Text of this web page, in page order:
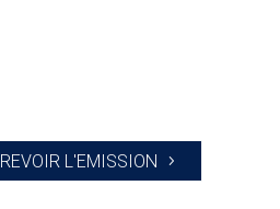
REVOIR L'EMISSION